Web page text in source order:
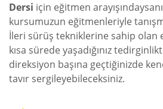
Dersi için eğitmen
kursumuzun eğitmenleriyle
İleri sürüş tekniklerine sahip olan
kısa sürede yaşadığınız
direksiyon başına geçtiğinizde
tavır sergileyebileceksiniz.